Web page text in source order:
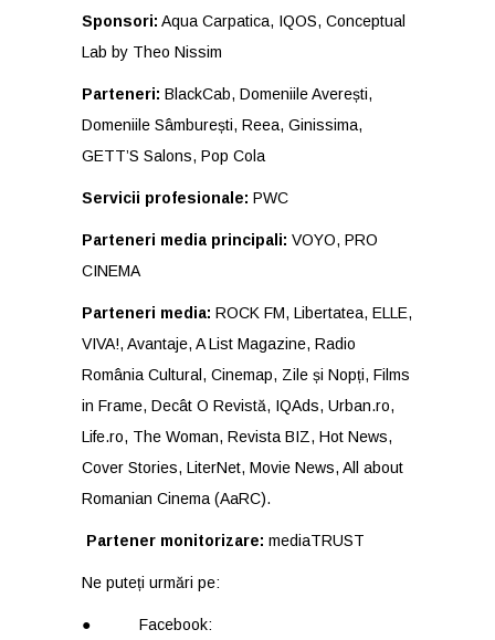
Sponsori: Aqua Carpatica, IQOS, Conceptual
Lab by Theo Nissim
Parteneri: BlackCab, Domeniile Averești,
Domeniile Sâmburești, Reea, Ginissima,
GETT’S Salons, Pop Cola
Servicii profesionale: PWC
Parteneri media principali: VOYO, PRO
CINEMA
Parteneri media: ROCK FM, Libertatea, ELLE,
VIVA!, Avantaje, A List Magazine, Radio
România Cultural, Cinemap, Zile și Nopți, Films
in Frame, Decât O Revistă, IQAds, Urban.ro,
Life.ro, The Woman, Revista BIZ, Hot News,
Cover Stories, LiterNet, Movie News, All about
Romanian Cinema (AaRC).
Partener monitorizare: mediaTRUST
Ne puteți urmări pe:
● Facebook: